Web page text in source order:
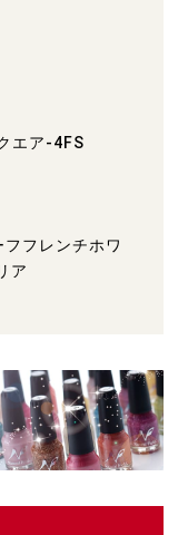
エア-4FS
フレンチホワ
ア